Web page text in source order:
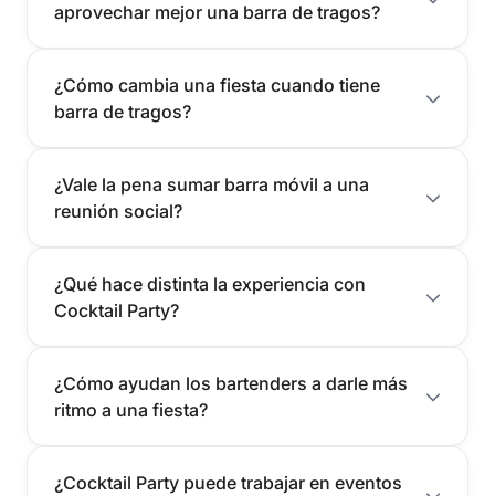
aprovechar mejor una barra de tragos?
¿Cómo cambia una fiesta cuando tiene
barra de tragos?
¿Vale la pena sumar barra móvil a una
reunión social?
¿Qué hace distinta la experiencia con
Cocktail Party?
¿Cómo ayudan los bartenders a darle más
ritmo a una fiesta?
¿Cocktail Party puede trabajar en eventos